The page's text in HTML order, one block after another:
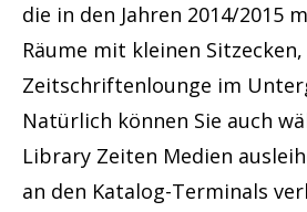
die in den Jahren 2014/2015
Räume mit kleinen
Zeitschriftenlounge im
Natürlich können Sie auch
Library Zeiten Medien
an den Katalog-Terminals